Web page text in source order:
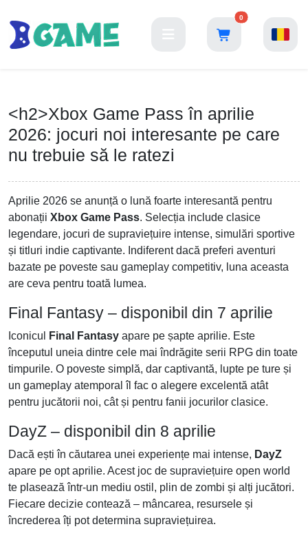
0
<h2>Xbox Game Pass în aprilie
2026: jocuri noi interesante pe care
nu trebuie să le ratezi
Aprilie 2026 se anunță o lună foarte interesantă pentru
abonații Xbox Game Pass. Selecția include clasice
legendare, jocuri de supraviețuire intense, simulări sportive
și titluri indie captivante. Indiferent dacă preferi aventuri
bazate pe poveste sau gameplay competitiv, luna aceasta
are ceva pentru toată lumea.
Final Fantasy – disponibil din 7 aprilie
Iconicul Final Fantasy apare pe șapte aprilie. Este
începutul uneia dintre cele mai îndrăgite serii RPG din toate
timpurile. O poveste simplă, dar captivantă, lupte pe ture și
un gameplay atemporal îl fac o alegere excelentă atât
pentru jucătorii noi, cât și pentru fanii jocurilor clasice.
DayZ – disponibil din 8 aprilie
Dacă ești în căutarea unei experiențe mai intense, DayZ
apare pe opt aprilie. Acest joc de supraviețuire open world
te plasează într-un mediu ostil, plin de zombi și alți jucători.
Fiecare decizie contează – mâncarea, resursele și
încrederea îți pot determina supraviețuirea.